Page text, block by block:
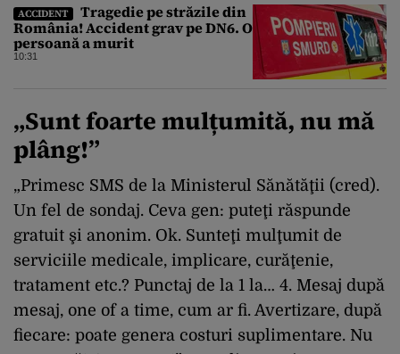
ACCIDENT
Tragedie pe străzile din
România! Accident grav pe DN6. O
persoană a murit
10:31
„Sunt foarte mulțumită, nu mă
plâng!”
„Primesc SMS de la Ministerul Sănătăţii (cred).
Un fel de sondaj. Ceva gen: puteţi răspunde
gratuit şi anonim. Ok. Sunteţi mulţumit de
serviciile medicale, implicare, curăţenie,
tratament etc.? Punctaj de la 1 la… 4. Mesaj după
mesaj, one of a time, cum ar fi. Avertizare, după
fiecare: poate genera costuri suplimentare. Nu